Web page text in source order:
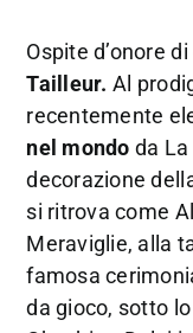
Ospite d’onore
Tailleur. Al
recentemente
nel mondo da
decorazione
si ritrova come
Meraviglie, alla
famosa
da gioco, sotto